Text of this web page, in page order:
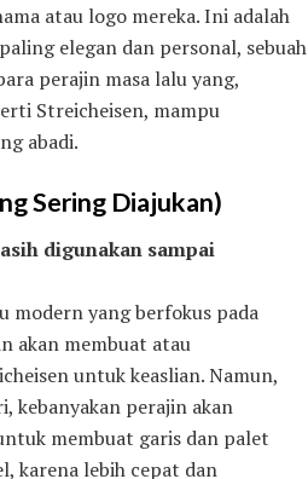
atau logo mereka. Ini adalah
elegan dan personal, sebuah
perajin masa lalu yang,
Streicheisen, mampu
abadi.
Sering Diajukan)
digunakan sampai
modern yang berfokus pada
akan membuat atau
untuk keaslian. Namun,
kebanyakan perajin akan
membuat garis dan palet
karena lebih cepat dan